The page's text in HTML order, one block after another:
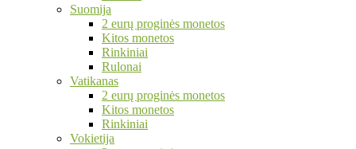
Suomija
2 eurų proginės monetos
Kitos monetos
Rinkiniai
Rulonai
Vatikanas
2 eurų proginės monetos
Kitos monetos
Rinkiniai
Vokietija